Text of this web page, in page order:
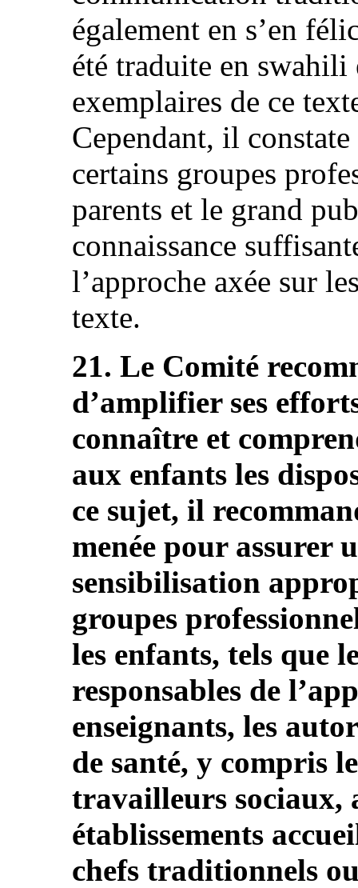
également en s’en
été traduite en
exemplaires de ce
Cependant, il
certains groupes
parents et le grand
connaissance
l’approche axée sur
texte.
21. Le Comité
d’amplifier ses
connaître et
aux enfants les
ce sujet, il
menée pour assurer
sensibilisation
groupes
les enfants, tels que
responsables de
enseignants, les
de santé, y compris
travailleurs sociaux,
établissements
chefs traditionnels